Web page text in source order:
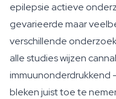
epilepsie actieve
gevarieerde maar
verschillende
alle studies wijzen
immuunonderdrukkend
bleken juist toe te